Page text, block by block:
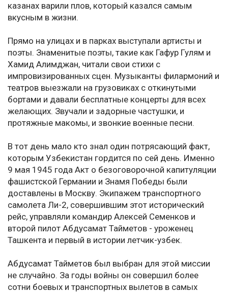
казанах варили плов, который казался самым
вкусным в жизни.
Прямо на улицах и в парках выступали артисты и
поэты. Знаменитые поэты, такие как Гафур Гулям и
Хамид Алимджан, читали свои стихи с
импровизированных сцен. Музыканты филармоний и
театров выезжали на грузовиках с откинутыми
бортами и давали бесплатные концерты для всех
желающих. Звучали и задорные частушки, и
протяжные макомы, и звонкие военные песни.
В тот день мало кто знал один потрясающий факт,
которым Узбекистан гордится по сей день. Именно
9 мая 1945 года Акт о безоговорочной капитуляции
фашистской Германии и Знамя Победы были
доставлены в Москву. Экипажем транспортного
самолета Ли-2, совершившим этот исторический
рейс, управляли командир Алексей Семенков и
второй пилот Абдусамат Тайметов - уроженец
Ташкента и первый в истории летчик-узбек.
Абдусамат Тайметов был выбран для этой миссии
не случайно. За годы войны он совершил более
сотни боевых и транспортных вылетов в самых